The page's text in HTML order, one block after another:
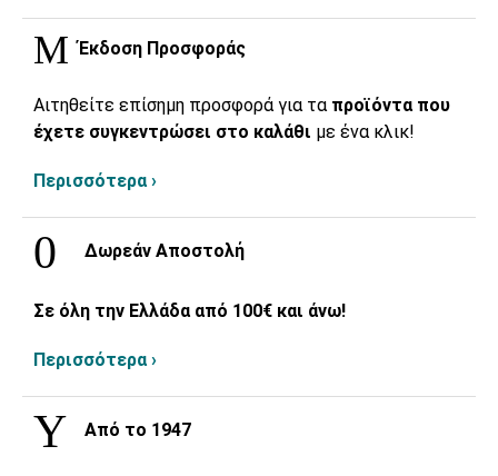
Έκδοση Προσφοράς
Αιτηθείτε επίσημη προσφορά για τα προϊόντα που
έχετε συγκεντρώσει στο καλάθι με ένα κλικ!
Περισσότερα ›
Δωρεάν Αποστολή
Σε όλη την Ελλάδα από 100€ και άνω!
Περισσότερα ›
Από το 1947